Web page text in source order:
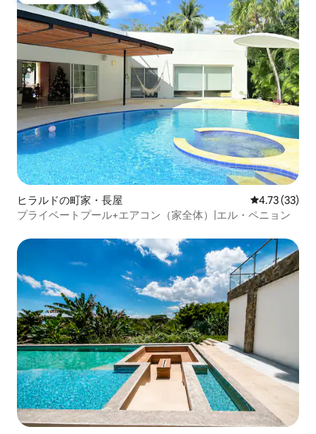
ヒラルドの町家・長屋 レビュー33
4.73 (33)
プライベートプール+エアコン（家全体）|エル・ペニョン